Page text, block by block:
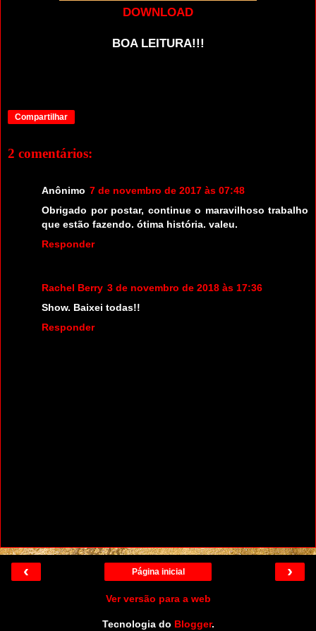
DOWNLOAD
BOA LEITURA!!!
Compartilhar
2 comentários:
Anônimo 7 de novembro de 2017 às 07:48
Obrigado por postar, continue o maravilhoso trabalho
que estão fazendo. ótima história. valeu.
Responder
Rachel Berry 3 de novembro de 2018 às 17:36
Show. Baixei todas!!
Responder
‹ ›
Página inicial
Ver versão para a web
Tecnologia do Blogger.